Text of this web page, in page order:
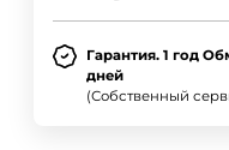
Гарантия. 1 год
дней
(Собственный